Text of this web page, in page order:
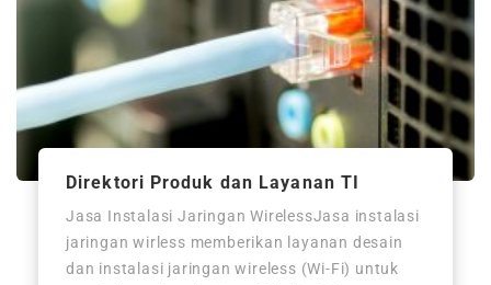
Direktori Produk dan Layanan TI
Jasa Instalasi Jaringan WirelessJasa instalasi
jaringan wirless memberikan layanan desain
dan instalasi jaringan wireless (Wi-Fi) untuk